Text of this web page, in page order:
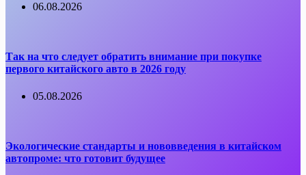
06.08.2026
Так на что следует обратить внимание при покупке
первого китайского авто в 2026 году
05.08.2026
Экологические стандарты и нововведения в китайском
автопроме: что готовит будущее